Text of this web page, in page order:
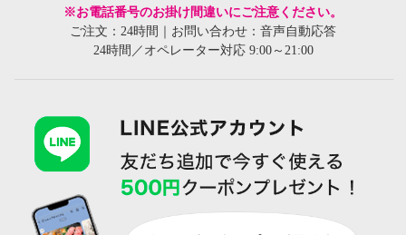
※お電話番号のお掛け間違いにご注意ください。
ご注文：24時間｜お問い合わせ：音声自動応答
24時間／オペレーター対応 9:00～21:00